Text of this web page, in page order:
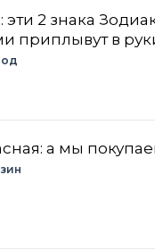
эти 2 знака
приплывут в
а мы